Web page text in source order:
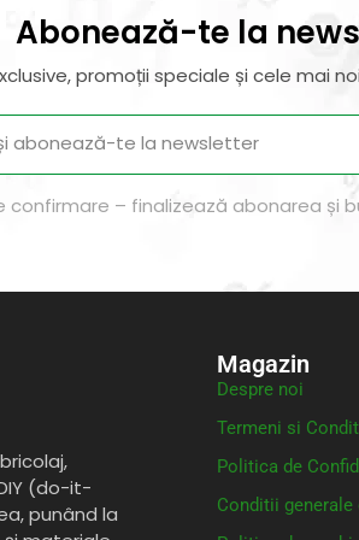
Abonează-te la
promoții speciale și cele mai
confirmare – finalizează abonarea și
(do-it-
punând la
Magazin
Despre noi
Termeni si
Politica de
Conditii generale